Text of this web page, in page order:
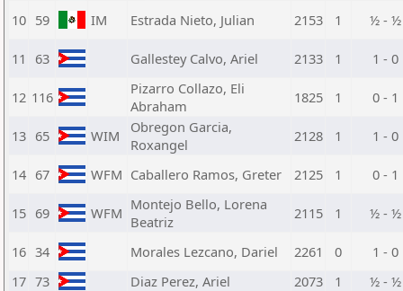
10 59 IM Estrada Nieto, Julian 2153 1 ½ - ½
11 63 Gallestey Calvo, Ariel 2133 1 1 - 0
12 116
Pizarro Collazo, Eli
Abraham
1825 1 0 - 1
13 65 WIM
Obregon Garcia,
Roxangel
2128 1 1 - 0
14 67 WFM Caballero Ramos, Greter 2125 1 0 - 1
15 69 WFM Montejo Bello, Lorena
Beatriz
2115 1 ½ - ½
16 34 Morales Lezcano, Dariel 2261 0
1 - 0
17 73 Diaz Perez, Ariel 2073 1
½ - ½